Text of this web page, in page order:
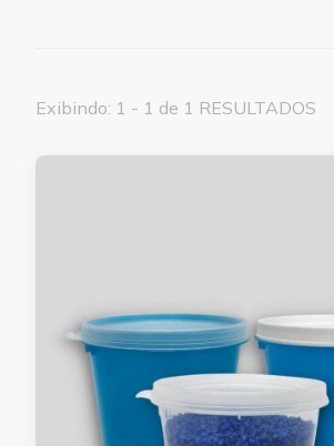
Exibindo: 1 - 1 de 1 RESULTADOS